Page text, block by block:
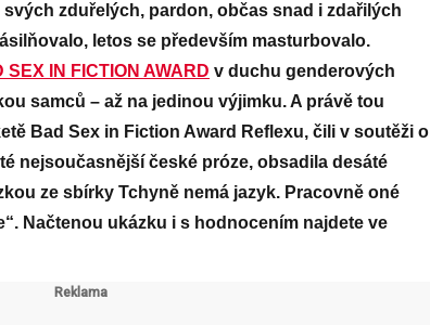
zduřelých, pardon, občas snad i zdařilých
letos se především masturbovalo.
SEX IN FICTION AWARD v duchu genderových
samců – až na jedinou výjimku. A právě tou
Bad Sex in Fiction Award Reflexu, čili v soutěži o
nejsoučasnější české próze, obsadila desáté
ze sbírky Tchyně nemá jazyk. Pracovně oné
Načtenou ukázku i s hodnocením najdete ve